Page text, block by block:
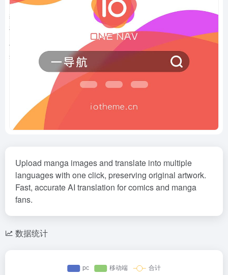
Upload manga images and translate into multiple
languages with one click, preserving original artwork.
Fast, accurate AI translation for comics and manga
fans.
数据统计